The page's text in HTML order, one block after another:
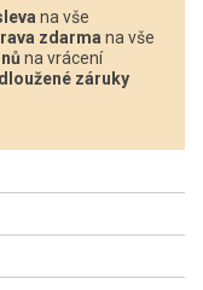
na vše
zdarma na vše
na vrácení
záruky